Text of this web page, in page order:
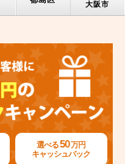
大阪市
選べる50万円
キャッシュバック